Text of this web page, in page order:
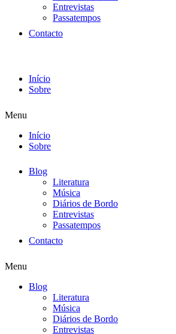
Entrevistas
Passatempos
Contacto
Início
Sobre
Menu
Início
Sobre
Blog
Literatura
Música
Diários de Bordo
Entrevistas
Passatempos
Contacto
Menu
Blog
Literatura
Música
Diários de Bordo
Entrevistas